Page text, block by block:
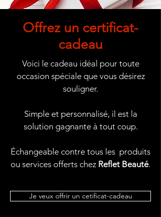
ADENOSINE
SALTS)Offrez un certificat-
cadeau
Voici le cadeau idéal pour toute
occasion spéciale que vous désirez
souligner.
Simple et personnalisé, il est la
solution gagnante à tout coup.
Échangeable contre tous les produits
ou services offerts chez Reflet Beauté.
Je veux offrir un cetificat-cadeau